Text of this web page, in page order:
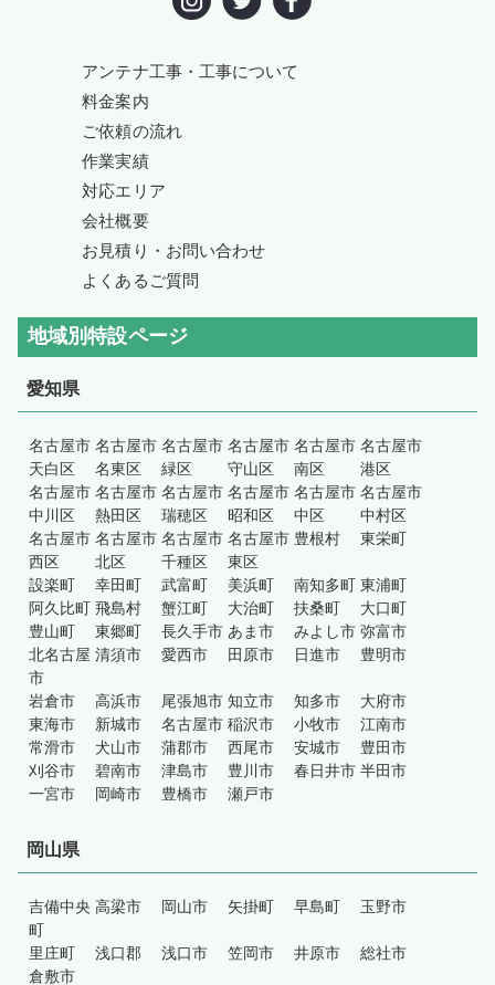
アンテナ工事・工事について
料金案内
ご依頼の流れ
作業実績
対応エリア
会社概要
お見積り・お問い合わせ
よくあるご質問
地域別特設ページ
愛知県
名古屋市
天白区
名古屋市
名東区
名古屋市
緑区
名古屋市
守山区
名古屋市
南区
名古屋市
港区
名古屋市
中川区
名古屋市
熱田区
名古屋市
瑞穂区
名古屋市
昭和区
名古屋市
中区
名古屋市
中村区
名古屋市
西区
名古屋市
北区
名古屋市
千種区
名古屋市
東区
豊根村 東栄町
設楽町 幸田町 武富町 美浜町 南知多町 東浦町
阿久比町 飛島村 蟹江町 大治町 扶桑町
大口町
豊山町
東郷町 長久手市 あま市 みよし市 弥富市
北名古屋
市
清須市 愛西市 田原市 日進市 豊明市
岩倉市 高浜市 尾張旭市 知立市 知多市
大府市
東海市
新城市 名古屋市 稲沢市 小牧市
江南市
常滑市
犬山市 蒲郡市 西尾市 安城市
豊田市
刈谷市
碧南市 津島市 豊川市 春日井市 半田市
一宮市
岡崎市 豊橋市 瀬戸市
岡山県
吉備中央
町
高梁市 岡山市 矢掛町 早島町 玉野市
里庄町 浅口郡 浅口市 笠岡市 井原市
総社市
倉敷市